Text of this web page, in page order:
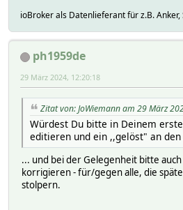
ioBroker als Datenlieferant für z.B. Anker,
ph1959de
29 März 2024, 12:20:18
Zitat von: JoWiemann am 29 März
Würdest Du bitte in Deinem
editieren und ein ,,gelöst" an den
... und bei der Gelegenheit bitte auch
korrigieren - für/gegen alle, die
stolpern.